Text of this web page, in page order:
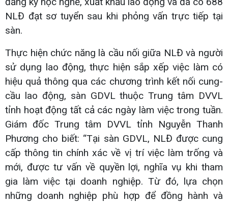
NLĐ đạt sơ tuyển sau khi phỏng vấn trực tiếp tại
sàn.
Thực hiện chức năng là cầu nối giữa NLĐ và người
sử dụng lao động, thực hiện sắp xếp việc làm có
hiệu quả thông qua các chương trình kết nối cung-
cầu lao động, sàn GDVL thuộc Trung tâm DVVL
tỉnh hoạt động tất cả các ngày làm việc trong tuần.
Giám đốc Trung tâm DVVL tỉnh Nguyễn Thanh
Phương cho biết: “Tại sàn GDVL, NLĐ được cung
cấp thông tin chính xác về vị trí việc làm trống và
mới, được tư vấn về quyền lợi, nghĩa vụ khi tham
gia làm việc tại doanh nghiệp. Từ đó, lựa chọn
những doanh nghiệp phù hợp để đồng hành và